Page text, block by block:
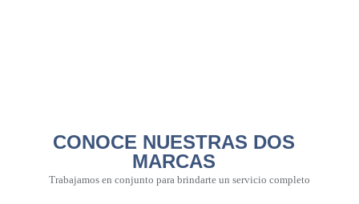
CONOCE NUESTRAS DOS
MARCAS
Trabajamos en conjunto para brindarte un servicio completo